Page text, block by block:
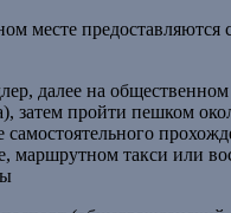
месте предоставляются
далее на
затем пройти пешком
маршрутном такси или